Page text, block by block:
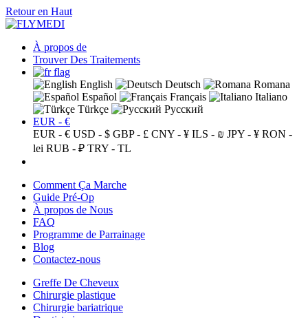
Retour en Haut
À propos de
Trouver Des Traitements
English Deutsch
Romana
Español
Français
Italiano
Türkçe
Русский
EUR - €
EUR - € USD - $ GBP - £ CNY - ¥ ILS - ₪ JPY - ¥ RON -
lei RUB - ₽ TRY - TL
Comment Ça Marche
Guide Pré-Op
À propos de Nous
FAQ
Programme de Parrainage
Blog
Contactez-nous
Greffe De Cheveux
Chirurgie plastique
Chirurgie bariatrique